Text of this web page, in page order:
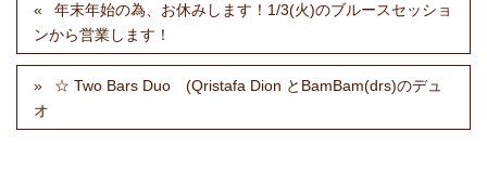
年末年始の為、お休みします！1/3(火)のブルースセッショ
ンから営業します！
☆ Two Bars Duo (Qristafa Dion とBamBam(drs)のデュ
オ